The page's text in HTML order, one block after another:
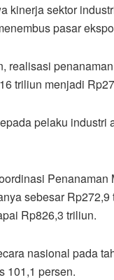
kinerja sektor
pasar
realisasi
triliun menjadi
pelaku
sebesar
Rp826,3 triliun.
nasional pada
101,1 persen.